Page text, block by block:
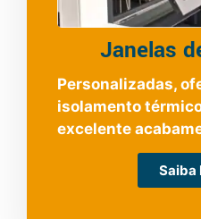
Janelas
Personalizadas,
isolamento
excelente
Saiba